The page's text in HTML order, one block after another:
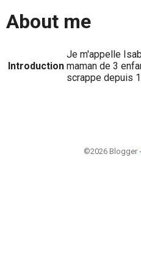
About me
Introduction
Je m'appelle
maman de 3
scrappe depuis
©2026 Blogger -